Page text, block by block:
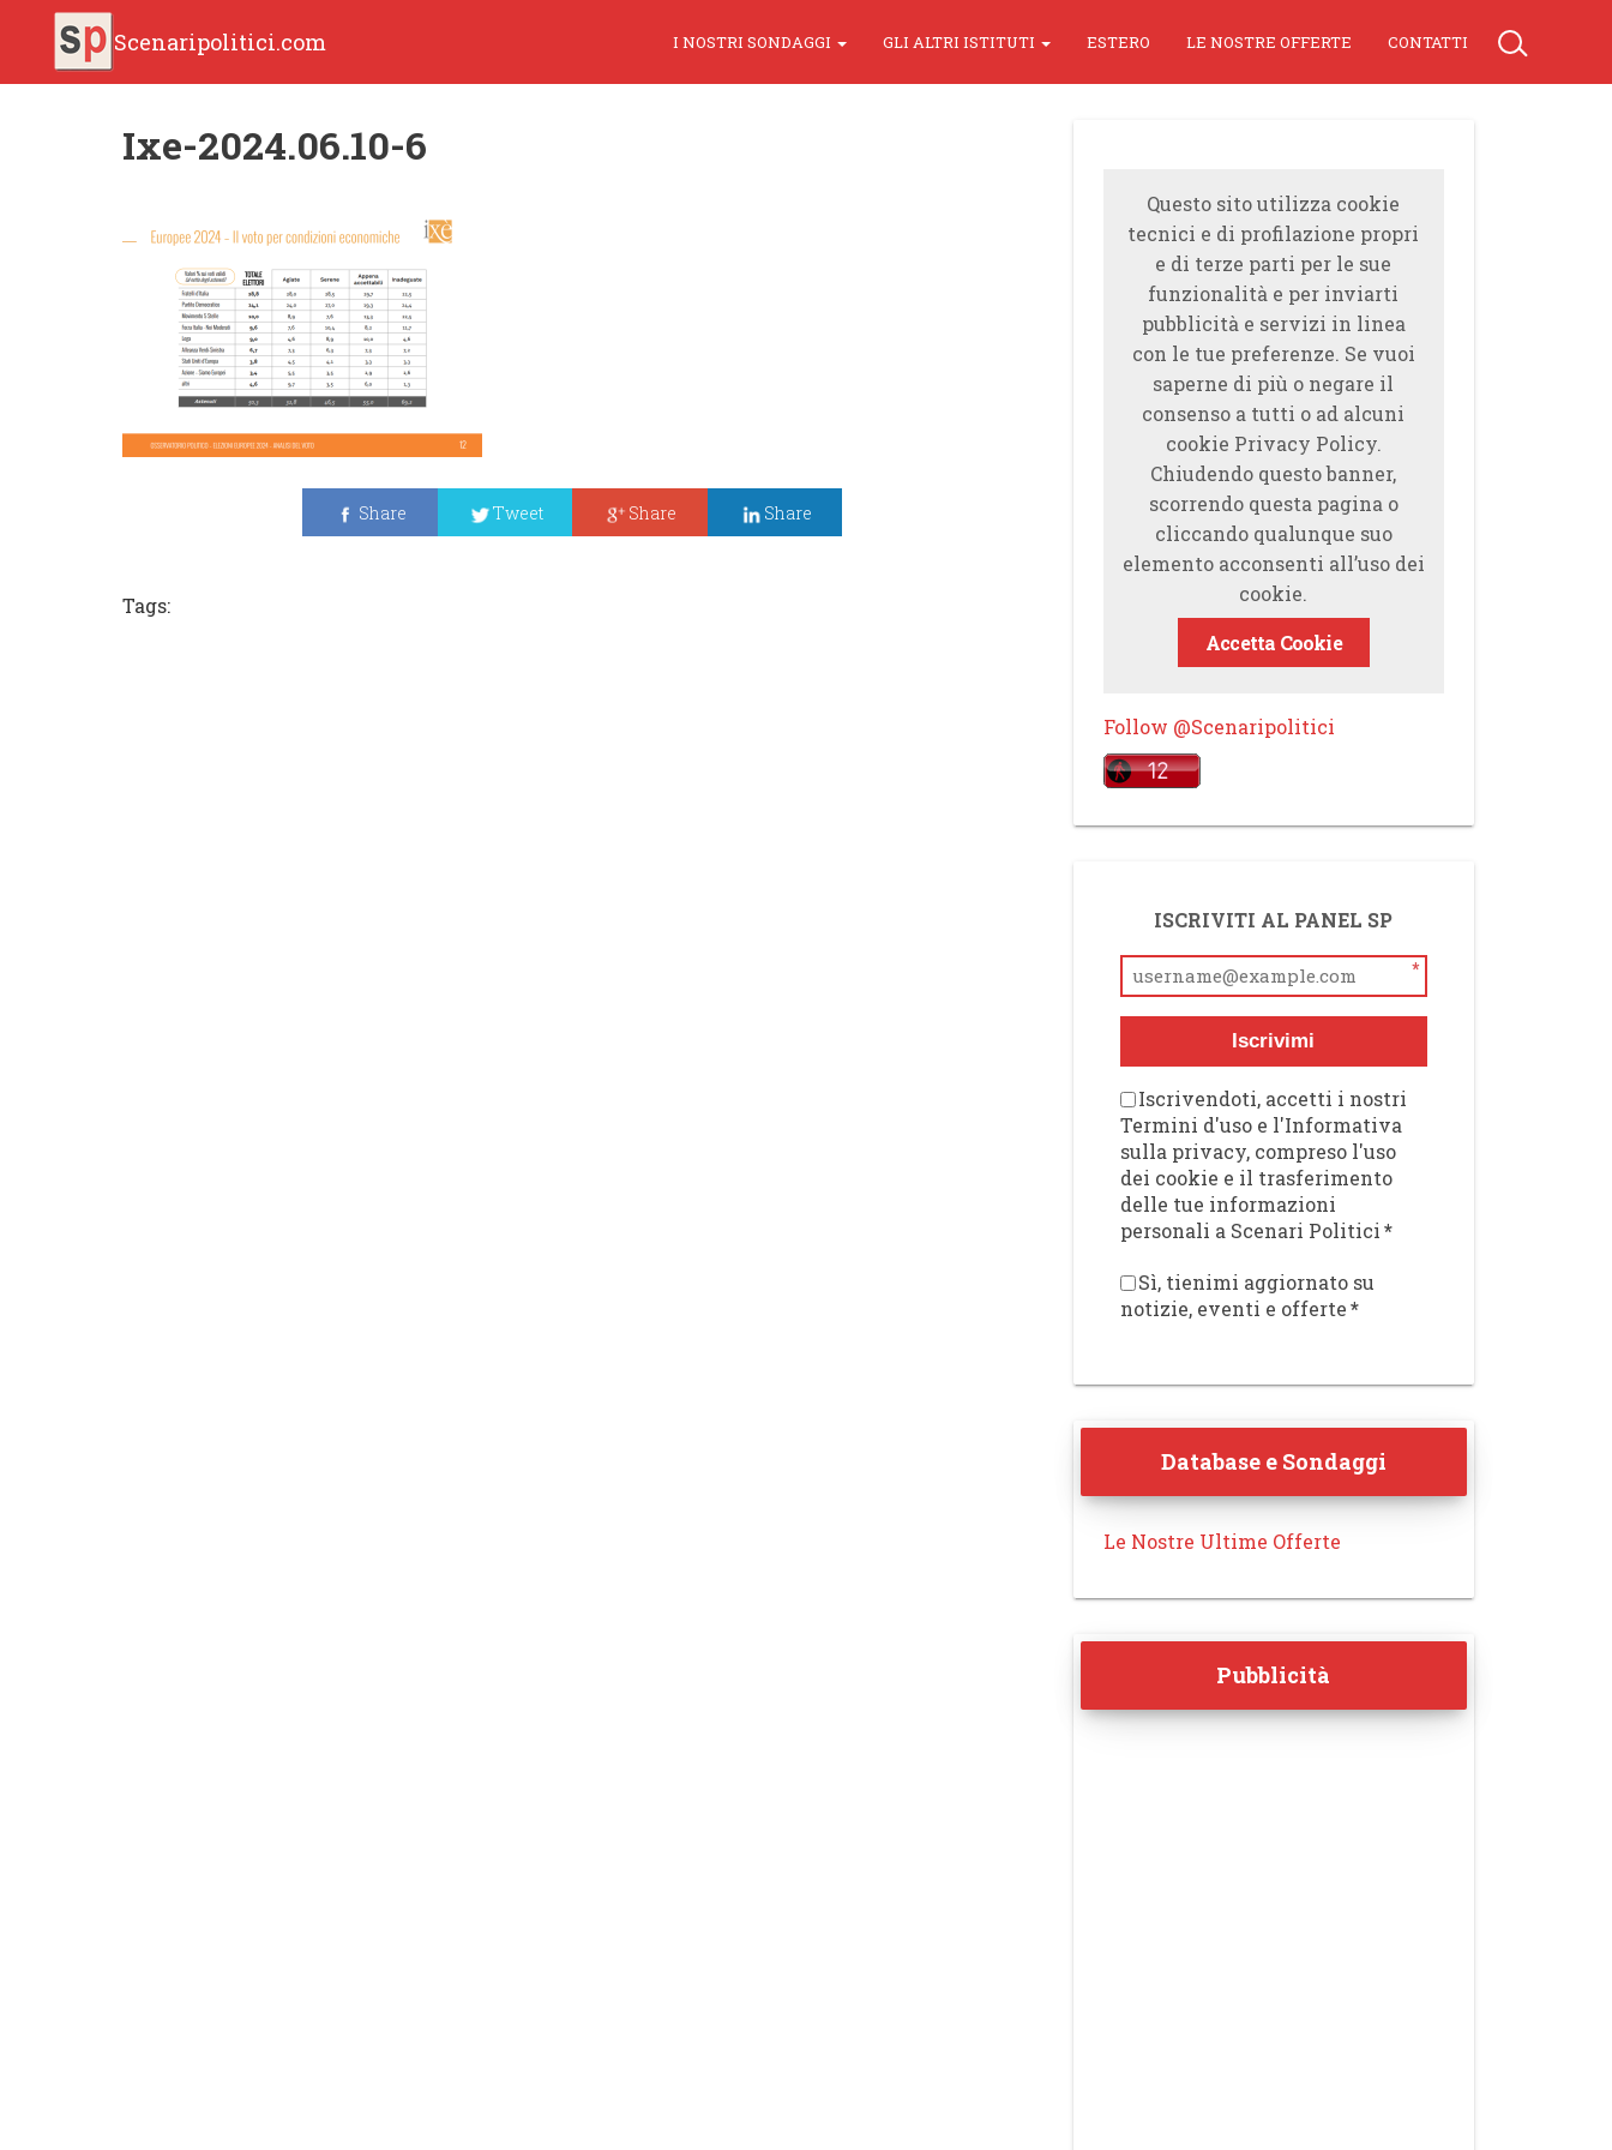
Scenaripolitici.com I NOSTRI SONDAGGI GLI ALTRI ISTITUTI ESTERO LE NOSTRE OFFERTE CONTATTI
Ixe-2024.06.10-6
Share Tweet Share Share
Tags:
Questo sito utilizza cookie
tecnici e di profilazione propri
e di terze parti per le sue
funzionalità e per inviarti
pubblicità e servizi in linea
con le tue preferenze. Se vuoi
saperne di più o negare il
consenso a tutti o ad alcuni
cookie Privacy Policy.
Chiudendo questo banner,
scorrendo questa pagina o
cliccando qualunque suo
elemento acconsenti all’uso dei
cookie.
Accetta Cookie
Follow @Scenaripolitici
ISCRIVITI AL PANEL SP
*
Iscrivimi
Iscrivendoti, accetti i nostri
Termini d'uso e l'Informativa
sulla privacy, compreso l'uso
dei cookie e il trasferimento
delle tue informazioni
personali a Scenari Politici*
Sì, tienimi aggiornato su
notizie, eventi e offerte*
Database e Sondaggi
Le Nostre Ultime Offerte
Pubblicità